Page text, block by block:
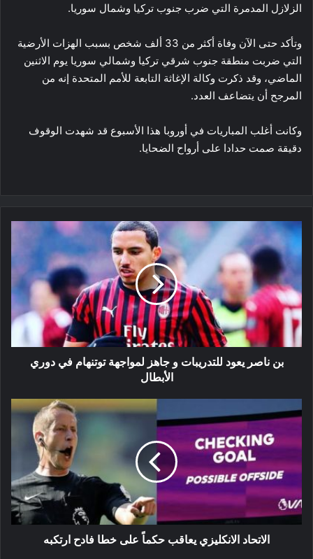
الزلازل المدمرة التي ضرب جنوب ​تركيا​ وشمال ​سوريا​.
وتأكد حتى الآن وفاة أكثر من 33 ألف شخص بسبب الهزات الأرضية
التي ضربت منطقة جنوب شرقي تركيا وشمالي سوريا يوم الاثنين
الماضي، وقد ذكرت وكالة الإغاثة التابعة للأمم المتحدة إنه من
المرجح أن يتضاعف العدد.
وكانت أغلب المباريات في أوروبا هذا الأسبوع قد شهدت الوقوف
دقيقة صمت حدادا على أرواح الضحايا.
بن
يعود
للتدريبات
جاهز
لمواجهة
توتنهام
في
دوريبن ناصر يعود للتدريبات و جاهز لمواجهة توتنهام في دوري
الأبطال
الانكليزي
حكماً
على
ارتكبه
الاتحاد الانكليزي يعاقب حكماً على خطا فادح ارتكبه